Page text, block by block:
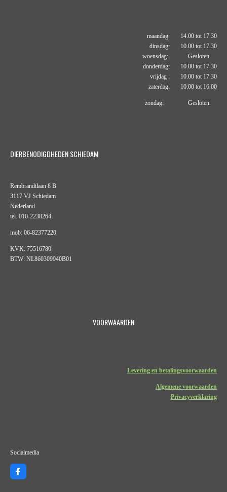
maandag: 14.00 tot 17.30
dinsdag: 10.00 tot 17.30
woensdag: Gesloten.
donderdag: 10.00 tot 17.30
vrijdag : 10.00 tot 17.30
zaterdag: 10.00 tot 16.00
zondag: Gesloten.
DIERBENODIGDHEDEN SCHIEDAM
Rembrandtlaan 8 B
3117 VJ Schiedam
Nederland
tel. 010-2238264
mob: 06-82377220
KVK: 75516780
BTW: NL860309940B01
VOORWAARDEN
Levering en betalingsvoorwaarden
Algemene voorwaarden
Privacyverklaring
Socialmedia
F
a